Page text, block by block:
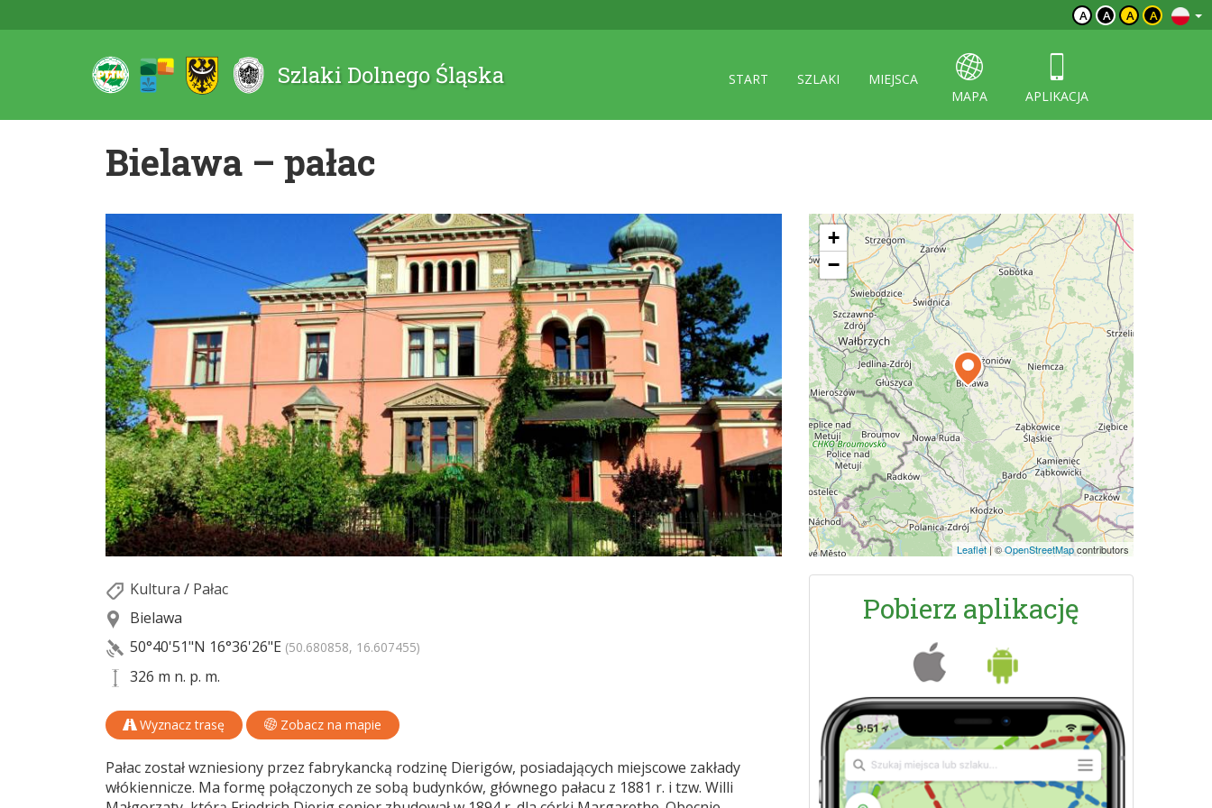
A A A A
Szlaki Dolnego Śląska START SZLAKI
MIEJSCA
MAPA
APLIKACJA
Bielawa – pałac
Kultura / Pałac
Bielawa
50°40'51"N 16°36'26"E (50.680858, 16.607455)
326 m n. p. m.
Wyznacz trasę Zobacz na mapie
Pałac został wzniesiony przez fabrykancką rodzinę Dierigów, posiadających miejscowe zakłady
włókiennicze. Ma formę połączonych ze sobą budynków, głównego pałacu z 1881 r. i tzw. Willi
+
−
Leaflet|©OpenStreetMapcontributors
Pobierz aplikację